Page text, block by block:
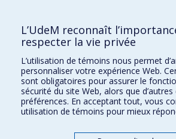
Kinésiologie et des sciences de l’activité
Orthophonie et audiologie
Réadaptation
Directions
DPC
CPASS
L’UdeM reconnaît
respecter la vie privée
L’utilisation de témoins nous permet
personnaliser votre expérience Web.
sont obligatoires pour assurer le
sécurité du site Web, alors que
préférences. En acceptant tout, vous
utilisation de témoins pour mieux